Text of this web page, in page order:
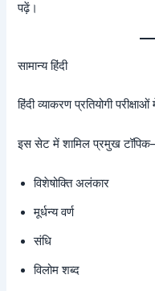
पढ़ें।
सामान्य हिंदी
हिंदी व्याकरण प्रतियोगी
इस सेट में शामिल प्रमुख
विशेषोक्ति अलंकार
मूर्धन्य वर्ण
संधि
विलोम शब्द